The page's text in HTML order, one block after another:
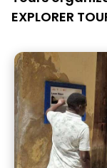
EXPLORER